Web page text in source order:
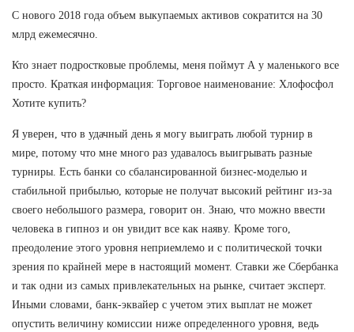
С нового 2018 года объем выкупаемых активов сократится на 30
млрд ежемесячно.
Кто знает подростковые проблемы, меня поймут А у маленького все
просто. Краткая информация: Торговое наименование: Хлофосфол
Хотите купить?
Я уверен, что в удачный день я могу выиграть любой турнир в
мире, потому что мне много раз удавалось выигрывать разные
турниры. Есть банки со сбалансированной бизнес-моделью и
стабильной прибылью, которые не получат высокий рейтинг из-за
своего небольшого размера, говорит он. Знаю, что можно ввести
человека в гипноз и он увидит все как наяву. Кроме того,
преодоление этого уровня неприемлемо и с политической точки
зрения по крайней мере в настоящий момент. Ставки же Сбербанка
и так одни из самых привлекательных на рынке, считает эксперт.
Иными словами, банк-эквайер с учетом этих выплат не может
опустить величину комиссии ниже определенного уровня, ведь